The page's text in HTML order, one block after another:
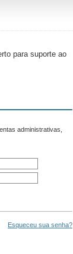
para suporte ao
administrativas,
Esqueceu sua senha?